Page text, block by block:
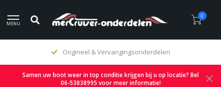
MENU
0
Origineel & Vervangingsonderdelen
Samen uw boot weer in top conditie krijgen bij u op locatie? Bel
06-53838995 voor meer informatie!